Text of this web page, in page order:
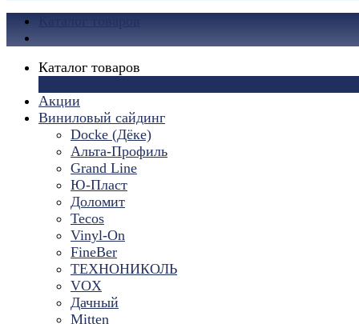
Каталог товаров
Акции
Виниловый сайдинг
Docke (Дёке)
Альта-Профиль
Grand Line
Ю-Пласт
Доломит
Tecos
Vinyl-On
FineBer
ТЕХНОНИКОЛЬ
VOX
Дачный
Mitten